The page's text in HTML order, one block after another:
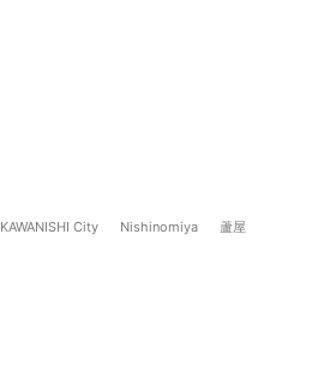
KAWANISHI City Nishinomiya 蘆屋